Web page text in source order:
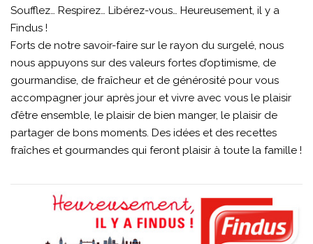
Soufflez… Respirez… Libérez-vous… Heureusement, il y a
Findus !
Forts de notre savoir-faire sur le rayon du surgelé, nous
nous appuyons sur des valeurs fortes d’optimisme, de
gourmandise, de fraîcheur et de générosité pour vous
accompagner jour après jour et vivre avec vous le plaisir
d’être ensemble, le plaisir de bien manger, le plaisir de
partager de bons moments. Des idées et des recettes
fraîches et gourmandes qui feront plaisir à toute la famille !